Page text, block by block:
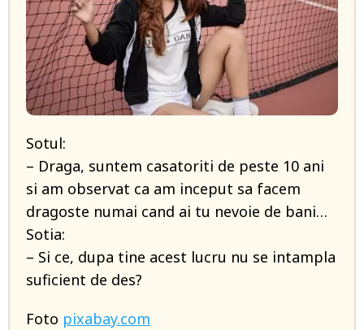
Sotul:
– Draga, suntem casatoriti de peste 10 ani
si am observat ca am inceput sa facem
dragoste numai cand ai tu nevoie de bani…
Sotia:
– Si ce, dupa tine acest lucru nu se intampla
suficient de des?
Foto pixabay.com